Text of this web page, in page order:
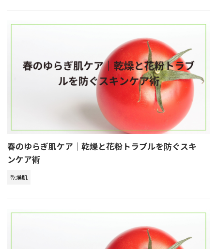
春のゆらぎ肌ケア｜乾燥と花粉トラブルを防ぐスキ
ンケア術
乾燥肌